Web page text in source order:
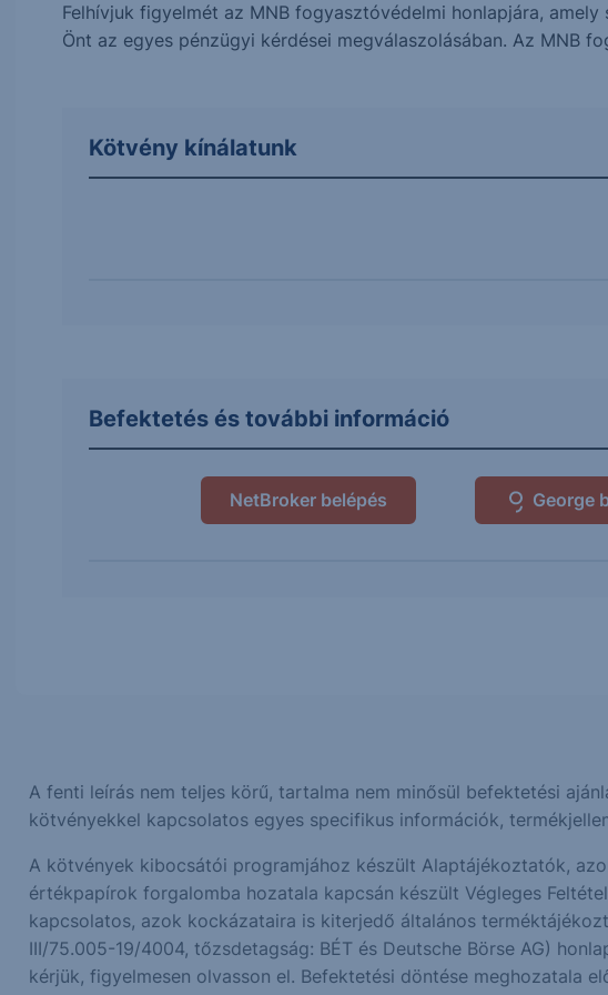
Felhívjuk figyelmét az MNB fogyasztóvédelmi honlapjára,
Önt az egyes pénzügyi kérdései megválaszolásában. Az MNB
Kötvény kínálatunk
Befektetés és további információ
NetBroker belépés George
A fenti leírás nem teljes körű, tartalma nem minősül befektetési
kötvényekkel kapcsolatos egyes specifikus információk,
A kötvények kibocsátói programjához készült Alaptájékoztatók,
értékpapírok forgalomba hozatala kapcsán készült Végleges
kapcsolatos, azok kockázataira is kiterjedő általános
III/75.005-19/4004, tőzsdetagság: BÉT és Deutsche Börse AG)
kérjük, figyelmesen olvasson el. Befektetési döntése meghozatala